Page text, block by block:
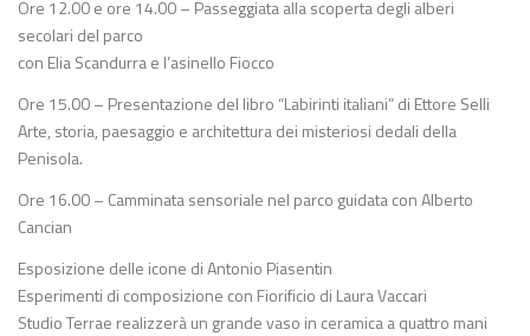
Ore 12.00 e ore 14.00 – Passeggiata alla scoperta degli alberi
secolari del parco
con Elia Scandurra e l’asinello Fiocco
Ore 15.00 – Presentazione del libro “Labirinti italiani” di Ettore Selli
Arte, storia, paesaggio e architettura dei misteriosi dedali della
Penisola.
Ore 16.00 – Camminata sensoriale nel parco guidata con Alberto
Cancian
Esposizione delle icone di Antonio Piasentin
Esperimenti di composizione con Fiorificio di Laura Vaccari
Studio Terrae realizzerà un grande vaso in ceramica a quattro mani